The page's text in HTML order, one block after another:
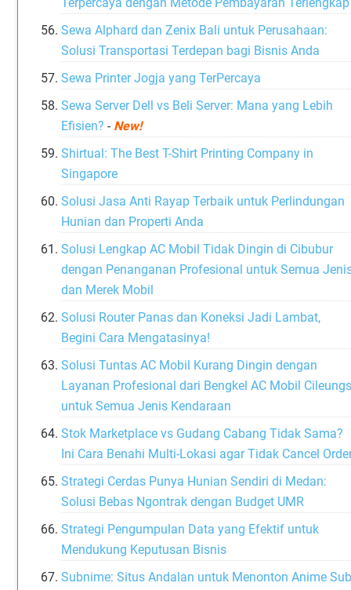
Sewa Alphard dan Zenix Bali untuk Perusahaan:
Solusi Transportasi Terdepan bagi Bisnis Anda
Sewa Printer Jogja yang TerPercaya
Sewa Server Dell vs Beli Server: Mana yang Lebih
Efisien? - New!
Shirtual: The Best T-Shirt Printing Company in
Singapore
Solusi Jasa Anti Rayap Terbaik untuk Perlindungan
Hunian dan Properti Anda
Solusi Lengkap AC Mobil Tidak Dingin di Cibubur
dengan Penanganan Profesional untuk Semua
dan Merek Mobil
Solusi Router Panas dan Koneksi Jadi Lambat,
Begini Cara Mengatasinya!
Solusi Tuntas AC Mobil Kurang Dingin dengan
Layanan Profesional dari Bengkel AC Mobil
untuk Semua Jenis Kendaraan
Stok Marketplace vs Gudang Cabang Tidak Sama?
Ini Cara Benahi Multi-Lokasi agar Tidak Cancel
Strategi Cerdas Punya Hunian Sendiri di Medan:
Solusi Bebas Ngontrak dengan Budget UMR
Strategi Pengumpulan Data yang Efektif untuk
Mendukung Keputusan Bisnis
Subnime: Situs Andalan untuk Menonton Anime